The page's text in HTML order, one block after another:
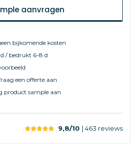
aanvragen
bijkomende kosten
/ bedrukt 6-8 d
een offerte aan
product sample aan
9,8/10 | 463 reviews